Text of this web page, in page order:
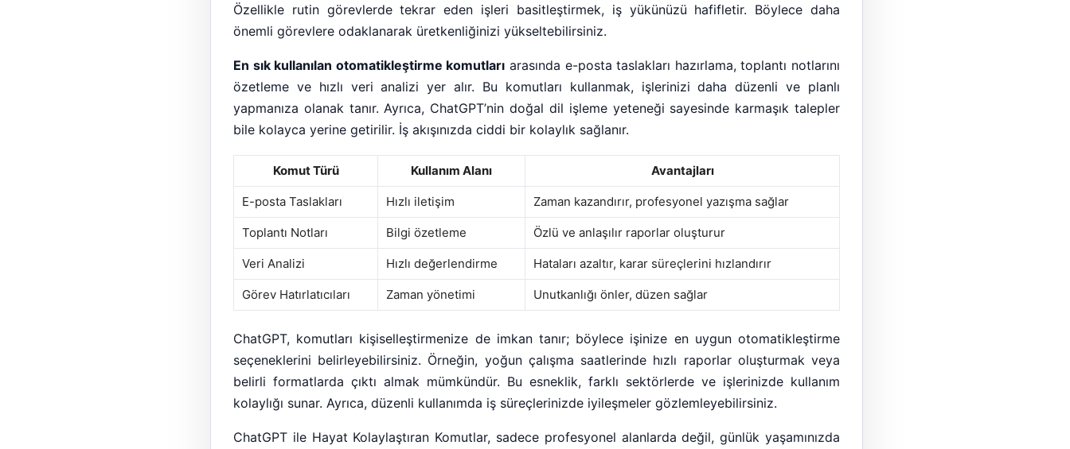
Özellikle rutin görevlerde tekrar eden işleri basitleştirmek, iş yükünüzü hafifletir. Böylece daha
önemli görevlere odaklanarak üretkenliğinizi yükseltebilirsiniz.
En sık kullanılan otomatikleştirme komutları arasında e-posta taslakları hazırlama, toplantı notlarını
özetleme ve hızlı veri analizi yer alır. Bu komutları kullanmak, işlerinizi daha düzenli ve planlı
yapmanıza olanak tanır. Ayrıca, ChatGPT’nin doğal dil işleme yeteneği sayesinde karmaşık talepler
bile kolayca yerine getirilir. İş akışınızda ciddi bir kolaylık sağlanır.
Komut Türü Kullanım Alanı Avantajları
E-posta Taslakları Hızlı iletişim Zaman kazandırır, profesyonel yazışma sağlar
Toplantı Notları Bilgi özetleme Özlü ve anlaşılır raporlar oluşturur
Veri Analizi Hızlı değerlendirme Hataları azaltır, karar süreçlerini hızlandırır
Görev Hatırlatıcıları Zaman yönetimi Unutkanlığı önler, düzen sağlar
ChatGPT, komutları kişiselleştirmenize de imkan tanır; böylece işinize en uygun otomatikleştirme
seçeneklerini belirleyebilirsiniz. Örneğin, yoğun çalışma saatlerinde hızlı raporlar oluşturmak veya
belirli formatlarda çıktı almak mümkündür. Bu esneklik, farklı sektörlerde ve işlerinizde kullanım
kolaylığı sunar. Ayrıca, düzenli kullanımda iş süreçlerinizde iyileşmeler gözlemleyebilirsiniz.
ChatGPT ile Hayat Kolaylaştıran Komutlar, sadece profesyonel alanlarda değil, günlük yaşamınızda